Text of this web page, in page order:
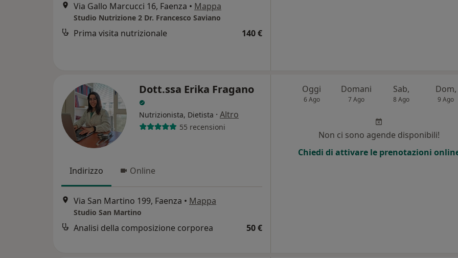
Via Gallo Marcucci 16, Faenza • Mappa
Studio Nutrizione 2 Dr. Francesco Saviano
Prima visita nutrizionale 140 €
Dott.ssa Erika Fragano
Nutrizionista, Dietista · Altro
55 recensioni
Indirizzo Online
Via San Martino 199, Faenza • Mappa
Studio San Martino
Analisi della composizione corporea 50 €
Oggi
6 Ago
Domani
7 Ago
Sab,
8 Ago
Dom,
9 Ago
Non ci sono agende disponibili!
Chiedi di attivare le prenotazioni